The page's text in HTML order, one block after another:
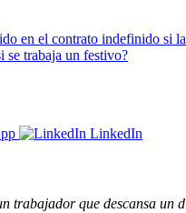
en el contrato indefinido si
se trabaja un festivo?
LinkedIn
trabajador que descansa un